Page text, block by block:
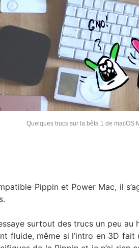
Quelques trucs sur la bêta 1 de macOS
Pippin et Power Mac, il
surtout des trucs un peu au
fluide, même si l’intro en 3D fait